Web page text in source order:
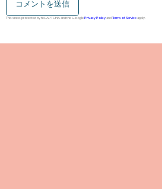
This site is protected by reCAPTCHA and the GooglePrivacy Policy andTerms of Service apply.